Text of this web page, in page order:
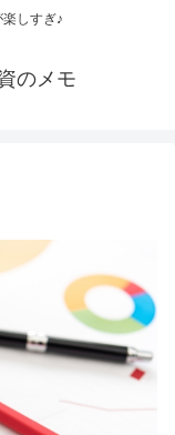
しすぎ♪
のメモ